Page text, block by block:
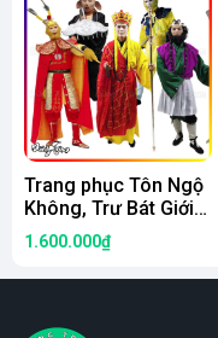
Trang phục Tôn Ngộ
Không, Trư Bát Giới
hóa trang 4 thầy trò
Đường Tăng đầy đủ
chi tiết
1.600.000₫